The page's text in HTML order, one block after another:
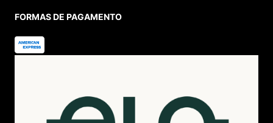
FORMAS DE PAGAMENTO